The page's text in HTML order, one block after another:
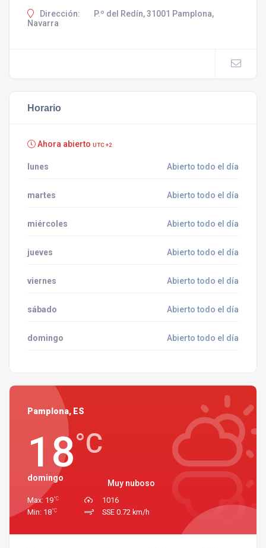
Dirección:
P.º del Redín, 31001 Pamplona,
Navarra
Horario
Ahora abierto UTC +2
lunes Abierto todo el día
martes Abierto todo el día
miércoles Abierto todo el día
jueves Abierto todo el día
viernes Abierto todo el día
sábado Abierto todo el día
domingo Abierto todo el día
Pamplona, ES
18°C
Muy nuboso
domingo
Max: 19°C
Min: 18°C
1016
SSE 0.72 km/h